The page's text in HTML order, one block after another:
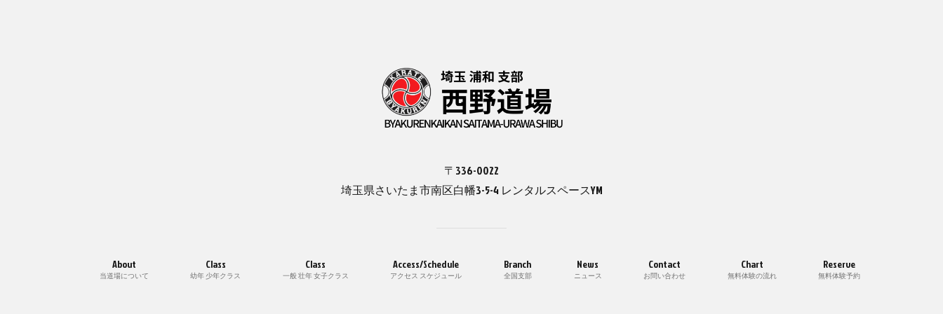
〒336-0022
埼玉県さいたま市南区白幡3-5-4 レンタルスペースYM
About
当道場について
Class
幼年 少年クラス
Class
一般 壮年 女子クラス
Access/Schedule
アクセス スケジュール
Branch
全国支部
News
ニュース
Contact
お問い合わせ
Chart
無料体験の流れ
Reserve
無料体験予約